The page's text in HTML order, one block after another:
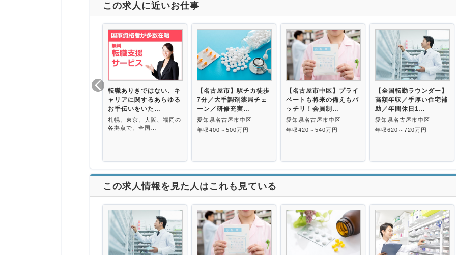
この求人に近いお仕事
転職ありきではない、キ
ャリアに関するあらゆる
お手伝いをいた…
札幌、東京、大阪、福岡の
各拠点で、全国…
【名古屋市】駅チカ徒歩
7分／大手調剤薬局チェ
ーン／研修充実…
愛知県名古屋市中区
年収400～500万円
【名古屋市中区】プライ
ベートも将来の備えもバ
ッチリ！会員制…
愛知県名古屋市中区
年収420～540万円
【全国転勤ラウンダー】
高額年収／手厚い住宅補
助／年間休日1…
愛知県名古屋市中区
年収620～720万円
この求人情報を見た人はこれも見ている